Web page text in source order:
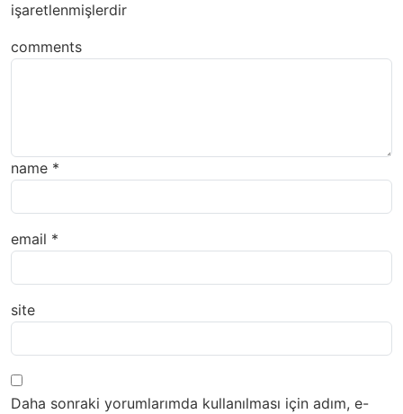
işaretlenmişlerdir
comments
name *
email *
site
Daha sonraki yorumlarımda kullanılması için adım, e-